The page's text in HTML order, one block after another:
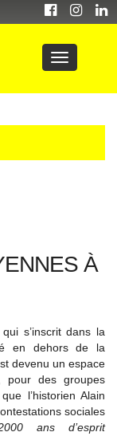
À
s’inscrit dans la
en dehors de la
devenu un espace
pour des groupes
l’historien Alain
sociales
ans d’esprit